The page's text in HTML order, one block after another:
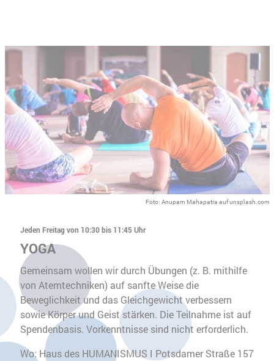
Foto: Anupam Mahapatra auf unsplash.com
Jeden Freitag von 10:30 bis 11:45 Uhr
YOGA
Gemeinsam wollen wir durch Übungen (z. B. mithilfe
von Atemtechniken) auf sanfte Weise die
Beweglichkeit und das Gleichgewicht verbessern
sowie Körper und Geist stärken. Die Teilnahme ist auf
Spendenbasis. Vorkenntnisse sind nicht erforderlich.
Wo: Haus des HUMANISMUS I Potsdamer Straße 157